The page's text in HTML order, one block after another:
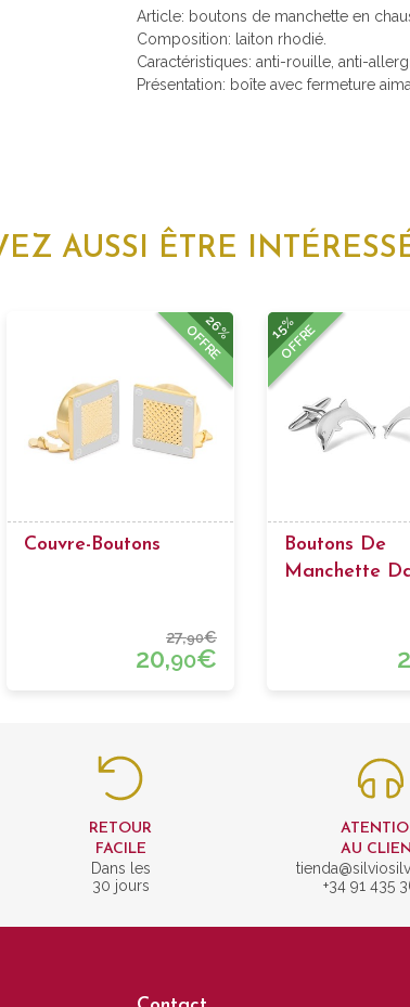
Article: boutons de manchette en
Composition: laiton rhodié.
Caractéristiques: anti-rouille, anti-
Présentation: boîte avec fermeture
AUSSI ÊTRE
26%
OFFRE
Couvre-Boutons
27,90€
20,90€
15%
OFFRE
Boutons De
Manchette
RETOUR
FACILE
Dans les
30 jours
AU
+34 91 435